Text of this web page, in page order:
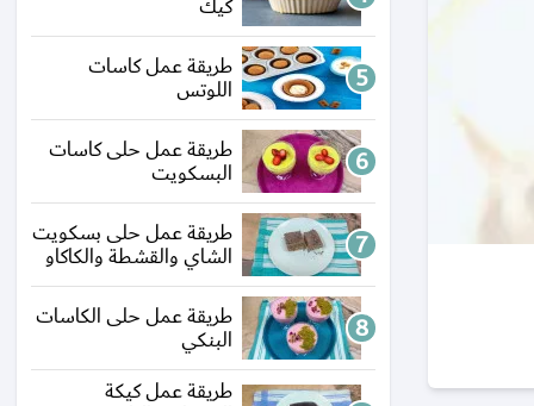
طريقة عمل كاسات
اللوتس
طريقة عمل حلى كاسات
البسكويت
طريقة عمل حلى بسكويت
الشاي والقشطة والكاكاو
طريقة عمل حلى الكاسات
البنكي
طريقة عمل كيكة